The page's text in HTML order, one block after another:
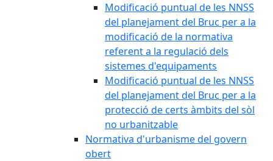
Modificació puntual de les NNSS
del planejament del Bruc per a la
modificació de la normativa
referent a la regulació dels
sistemes d'equipaments
Modificació puntual de les NNSS
del planejament del Bruc per a la
protecció de certs àmbits del sòl
no urbanitzable
Normativa d'urbanisme del govern
obert